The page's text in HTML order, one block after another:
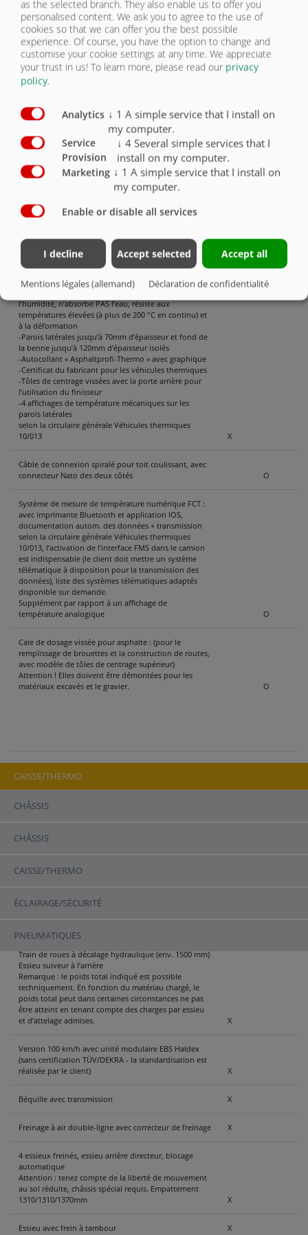
entraînement électrique 24 V avec commande radio
(ne fonctionne pas si la rampe de chargement est
encrassée)
avec prise Nato sur la semi-remorque, sans câble de
connexion.
Prise Nato requise avec un tracteur routier, protection
par fusible de 70 ampères minimum (non compris
dans la livraison). Toit coulissant thermo-isolant, type
chargement est encrassée)
avec prise Nato sur la semi-remorque, sans câble de
connexion.
Prise Nato requise avec un tracteur routier, protection
par fusible de 70 ampères minimum (non compris
dans la livraison).
O
courant sur BROCHE 15 avec connecteur à 15 pôles /
BROCHE 5 avec connecteur à 7 pôles
Kit thermique
Parois latérales, fond de la benne, paroi
frontale+porte arrière à isolation thermique
-Parés de panneaux en aluminium et peints
-Isotherm de Fliegl offre une résistance absolue à
l’humidité, n’absorbe PAS l’eau, résiste aux
températures élevées (à plus de 200 °C en continu) et
à la déformation
-Parois latérales jusqu’à 70mm d’épaisseur et fond de
la benne jusqu’à 120mm d’épaisseur isolés
-Autocollant « Asphaltprofi-Thermo » avec graphique
-Certificat du fabricant pour les véhicules thermiques
-Tôles de centrage vissées avec la porte arrière pour
l’utilisation du finisseur
-4 affichages de température mécaniques sur les
parois latérales
selon la circulaire générale Véhicules thermiques
10/013
X
Câble de connexion spiralé pour toit coulissant, avec
connecteur Nato des deux côtés
O
Système de mesure de température numérique FCT :
avec imprimante Bluetooth et application IOS,
documentation autom. des données + transmission
selon la circulaire générale Véhicules thermiques
10/013, l’activation de l’interface FMS dans le camion
est indispensable (le client doit mettre un système
télématique à disposition pour la transmission des
données), liste des systèmes télématiques adaptés
disponible sur demande.
Supplément par rapport à un affichage de
température analogique
O
Cale de dosage vissée pour asphalte : (pour le
remplissage de brouettes et la construction de routes,
avec modèle de tôles de centrage supérieur)
Attention ! Elles doivent être démontées pour les
matériaux excavés et le gravier.
O
CAISSE/THERMO
CHÂSSIS
CHÂSSIS
CAISSE/THERMO
ÉCLAIRAGE/SÉCURITÉ
PNEUMATIQUES
Poids total de la semi-remorque 45 000 kg
Charge par essieu pour essieu quadridem 30 000 kg,
empattement 1310/1310/1370 mm
Train de roues à décalage hydraulique (env. 1500 mm)
Essieu suiveur à l’arrière
Remarque : le poids total indiqué est possible
techniquement. En fonction du matériau chargé, le
poids total peut dans certaines circonstances ne pas
être atteint en tenant compte des charges par essieu
et d’attelage admises.
X
Version 100 km/h avec unité modulaire EBS Haldex
(sans certification TÜV/DEKRA - la standardisation est
réalisée par le client)
X
Béquille avec transmission X
Freinage à air double-ligne avec correcteur de freinage X
4 essieux freinés, essieu arrière directeur, blocage
automatique
Attention : tenez compte de la liberté de mouvement
au sol réduite, châssis spécial requis. Empattement
1310/1310/1370mm
X
Essieu avec frein à tambour X
as the selected branch. They also enable us to offer you
personalised content. We ask you to agree to the use of
cookies so that we can offer you the best possible
experience. Of course, you have the option to change and
customise your cookie settings at any time. We appreciate
your trust in us! To learn more, please read our privacy
policy.
Analytics ↓ 1 A simple service that I install on
my computer.
Service
Provision
↓ 4 Several simple services that I
install on my computer.
Marketing ↓ 1 A simple service that I install on
my computer.
Enable or disable all services
I decline Accept selected Accept all
Mentions légales (allemand) Déclaration de confidentialité